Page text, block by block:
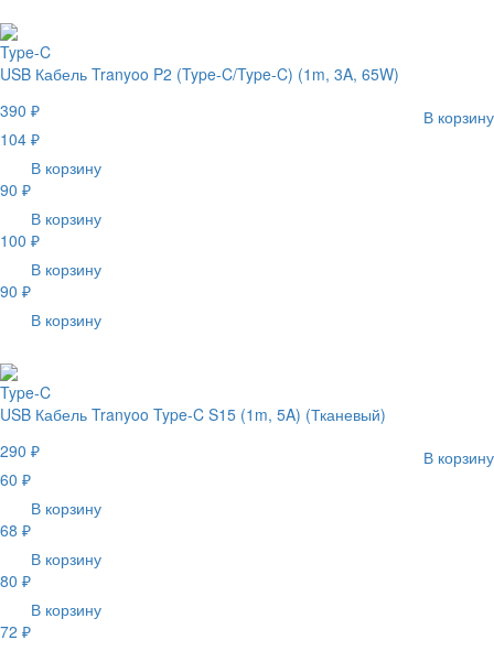
Type-C
USB Кабель Tranyoo P2 (Type-C/Type-C) (1m, 3A, 65W)
390 ₽
В корзину
104 ₽
В корзину
90 ₽
В корзину
100 ₽
В корзину
90 ₽
В корзину
Type-C
USB Кабель Tranyoo Type-C S15 (1m, 5A) (Тканевый)
290 ₽
В корзину
60 ₽
В корзину
68 ₽
В корзину
80 ₽
В корзину
72 ₽